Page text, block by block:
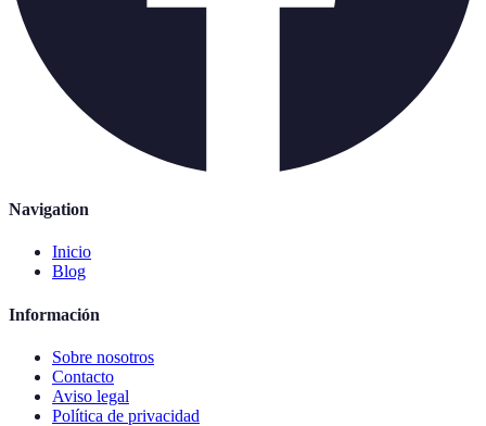
Navigation
Inicio
Blog
Información
Sobre nosotros
Contacto
Aviso legal
Política de privacidad